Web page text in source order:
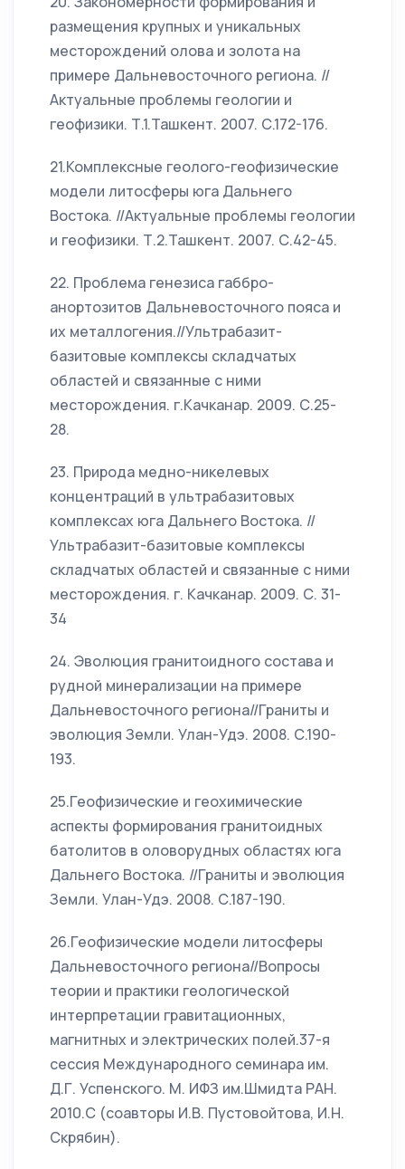
размещения крупных и уникальных
месторождений олова и золота на
примере Дальневосточного региона. //
Актуальные проблемы геологии и
геофизики. Т.1.Ташкент. 2007. С.172-176.
21.Комплексные геолого-геофизические
модели литосферы юга Дальнего
Востока. //Актуальные проблемы геологии
и геофизики. Т.2.Ташкент. 2007. С.42-45.
22. Проблема генезиса габбро-
анортозитов Дальневосточного пояса и
их металлогения.//Ультрабазит-
базитовые комплексы складчатых
областей и связанные с ними
месторождения. г.Качканар. 2009. С.25-
28.
23. Природа медно-никелевых
концентраций в ультрабазитовых
комплексах юга Дальнего Востока. //
Ультрабазит-базитовые комплексы
складчатых областей и связанные с ними
месторождения. г. Качканар. 2009. С. 31-
34
24. Эволюция гранитоидного состава и
рудной минерализации на примере
Дальневосточного региона//Граниты и
эволюция Земли. Улан-Удэ. 2008. С.190-
193.
25.Геофизические и геохимические
аспекты формирования гранитоидных
батолитов в оловорудных областях юга
Дальнего Востока. //Граниты и эволюция
Земли. Улан-Удэ. 2008. С.187-190.
26.Геофизические модели литосферы
Дальневосточного региона//Вопросы
теории и практики геологической
интерпретации гравитационных,
магнитных и электрических полей.37-я
сессия Международного семинара им.
Д.Г. Успенского. М. ИФЗ им.Шмидта РАН.
2010.С (соавторы И.В. Пустовойтова, И.Н.
Скрябин).